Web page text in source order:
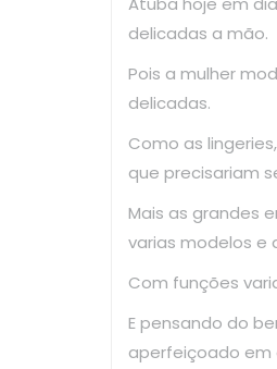
delicadas a mão.
Pois a mulher
delicadas.
Como as
que precisariam
Mais as grandes
varias modelos e
Com funções
E pensando do
aperfeiçoado em